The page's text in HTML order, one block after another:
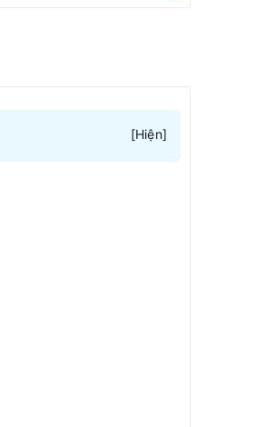
[Hiện]